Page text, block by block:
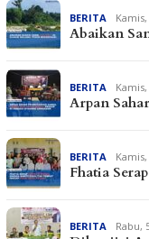
BERITA
Abaikan
BERITA
Arpan
BERITA
Fhatia
BERITA Rabu,